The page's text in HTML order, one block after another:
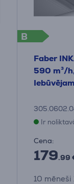
B
Faber
590 m³/
Ir
Cena:
179.99
10 mēneši